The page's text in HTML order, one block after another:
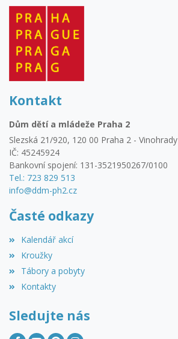
Kontakt
Dům dětí a mládeže Praha 2
Slezská 21/920, 120 00 Praha 2 - Vinohrady
IČ: 45245924
Bankovní spojení: 131-3521950267/0100
Tel.: 723 829 513
info@ddm-ph2.cz
Časté odkazy
Kalendář akcí
Kroužky
Tábory a pobyty
Kontakty
Sledujte nás